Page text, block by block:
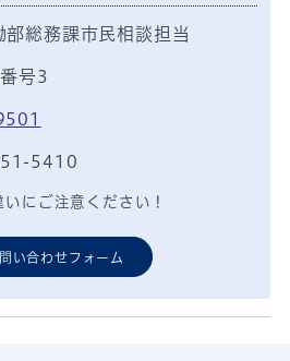
総務課市民相談担当
号3
5410
にご注意ください！
い合わせフォーム